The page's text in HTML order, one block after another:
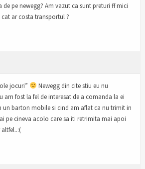
de pe newegg? Am vazut ca sunt preturi ff mici
ar costa transportul ?
jocuri”
Newegg din cite stiu eu nu
am fost la fel de interesat de a comanda la ei
barton mobile si cind am aflat ca nu trimit in
pe cineva acolo care sa iti retrimita mai apoi